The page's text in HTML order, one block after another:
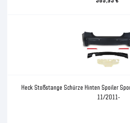
Heck Stoßstange Schürze Hinten Spoiler
11/2011-